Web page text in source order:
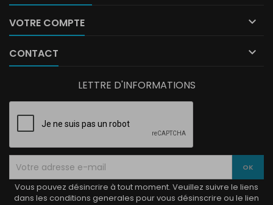
VOTRE COMPTE 
CONTACT 
LETTRE D'INFORMATIONS
Vous pouvez désincrire à tout moment. Veuillez suivre le liens
dans les conditions generales pour vous désinscrire ou le lien